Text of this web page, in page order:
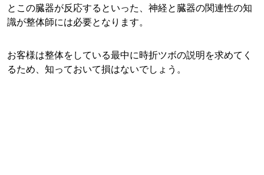
とこの臓器が反応するといった、神経と臓器の関連性の知
識が整体師には必要となります。
お客様は整体をしている最中に時折ツボの説明を求めてく
るため、知っておいて損はないでしょう。